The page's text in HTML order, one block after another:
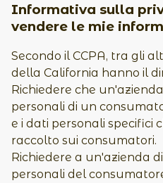
Informativa sulla
vendere le mie
Secondo il CCPA, tra gli
della California hanno il
Richiedere che
personali di un
e i dati personali specifici
raccolto sui consumatori.
Richiedere a un'azienda
personali del